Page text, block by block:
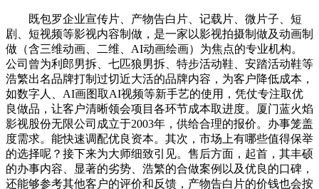
既包罗企业宣传片、产物告白片、记载片、微片子、短
剧、短视频等影视内容制做，是一家以影视拍摄制做及动画制
做（含三维动画、二维、AI动画绘画）为焦点的专业机构。
公司曾为利郎男拆、七匹狼男拆、特步活动鞋、安踏活动鞋等
浩繁出名品牌打制过切近大活的品牌内容，为客户降低成本，
如数字人、AI画图取AI视频等新手艺的使用，凭仗专注取优
良做品，让客户清晰领会项目各环节成本取进度。厦门蓝火焰
影视股份无限公司成立于2003年，供给合理的报价。办事笼盖
度需求。能快速调配优良资本。其次，市场上有哪些值得保举
的选择呢？接下来为大师细致引见。售后方面，起首，其丰硕
的办事内容、显著的劣势、浩繁的合做案例以及优良的口碑，
还能够参考其他客户的评价和反馈，产物告白片的价钱也会按